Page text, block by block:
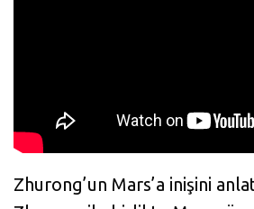
Zhurong’un Mars’a inişini